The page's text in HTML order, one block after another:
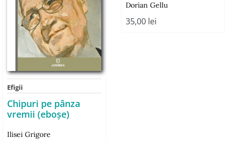
Efigii
Chipuri pe pânza
vremii (eboşe)
Ilisei Grigore
Dorian Gellu
35,00 lei